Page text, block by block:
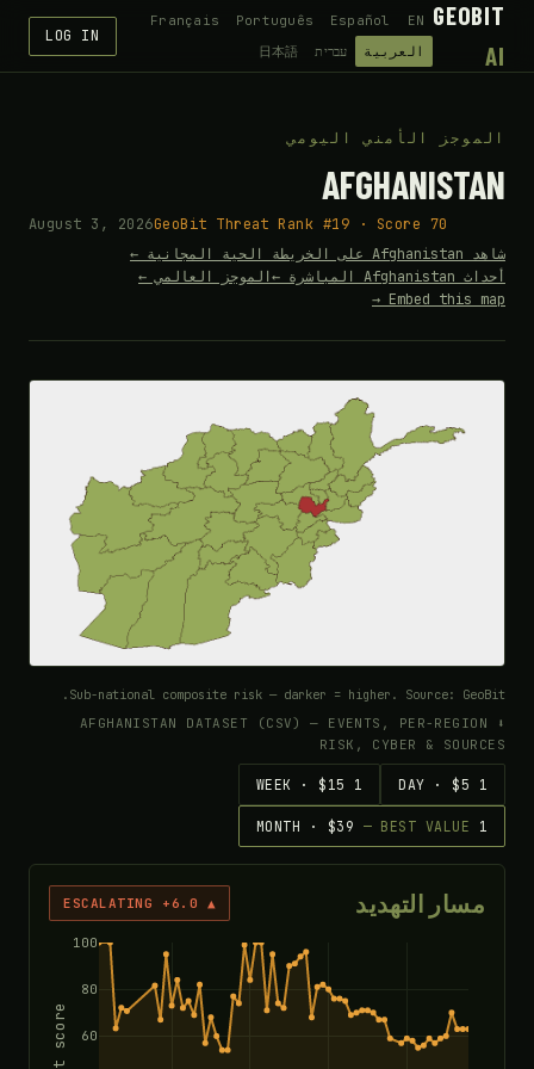
EN
Español
Português
Français
עברית 日本語
الأمني اليومي
August 3, 2026 GeoBit Threat Rank #19 · Score 70
الموجز العالمي ←
Embed this
Sub-national composite risk — darker = higher. Source:
⬇ AFGHANISTAN DATASET (CSV) — EVENTS, PER-
RISK, CYBER &
1 WEEK · $15
— BEST VALUE
التهديد
80